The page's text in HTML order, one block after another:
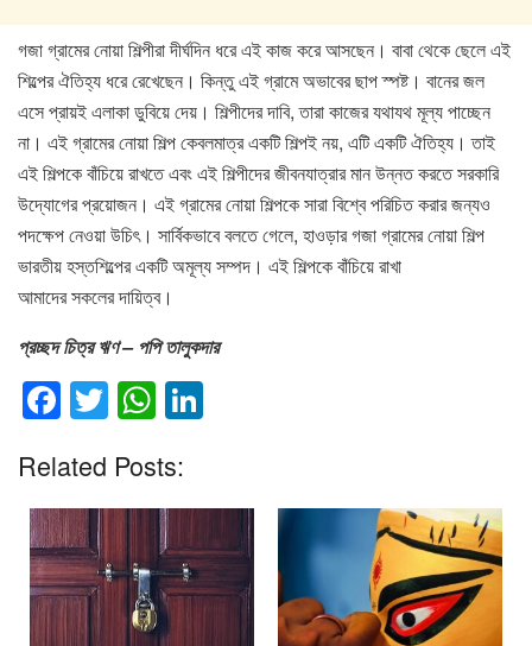
গজা গ্রামের নোয়া শিল্পীরা দীর্ঘদিন ধরে এই কাজ করে আসছেন। বাবা থেকে ছেলে এই
শিল্পের ঐতিহ্য ধরে রেখেছেন। কিন্তু এই গ্রামে অভাবের ছাপ স্পষ্ট। বানের জল
এসে প্রায়ই এলাকা ডুবিয়ে দেয়। শিল্পীদের দাবি, তারা কাজের যথাযথ মূল্য পাচ্ছেন
না। এই গ্রামের নোয়া শিল্প কেবলমাত্র একটি শিল্পই নয়, এটি একটি ঐতিহ্য। তাই
এই শিল্পকে বাঁচিয়ে রাখতে এবং এই শিল্পীদের জীবনযাত্রার মান উন্নত করতে সরকারি
উদ্যোগের প্রয়োজন। এই গ্রামের নোয়া শিল্পকে সারা বিশ্বে পরিচিত করার জন্যও
পদক্ষেপ নেওয়া উচিৎ। সার্বিকভাবে বলতে গেলে, হাওড়ার গজা গ্রামের নোয়া শিল্প
ভারতীয় হস্তশিল্পের একটি অমূল্য সম্পদ। এই শিল্পকে বাঁচিয়ে রাখা
আমাদের সকলের দায়িত্ব।
প্রচ্ছদ চিত্র ঋণ – পপি তালুকদার
F
c
e
b
o
o
T
tt
er
W
at
s
A
p
p
e
dI
n
Related Posts: